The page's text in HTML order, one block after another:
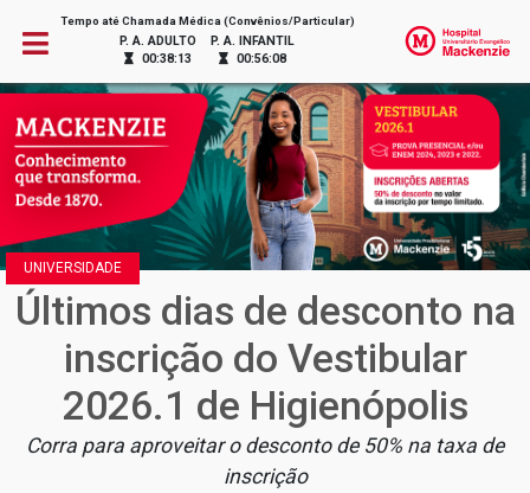
Tempo até Chamada Médica (Convênios/Particular)
P. A. ADULTO
00:38:13
P. A. INFANTIL
00:56:08
UNIVERSIDADE
Últimos dias de desconto na
inscrição do Vestibular
2026.1 de Higienópolis
Corra para aproveitar o desconto de 50% na taxa de
inscrição